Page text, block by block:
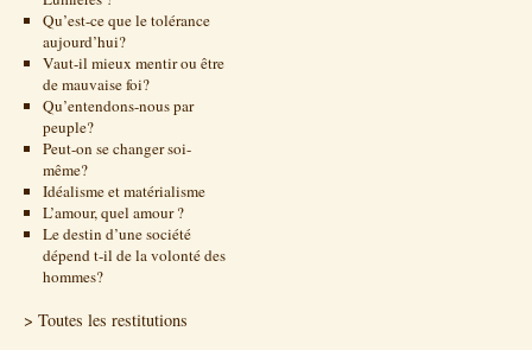
Qu’est-ce que le tolérance
aujourd’hui?
Vaut-il mieux mentir ou être
de mauvaise foi?
Qu’entendons-nous par
peuple?
Peut-on se changer soi-
même?
Idéalisme et matérialisme
L’amour, quel amour ?
Le destin d’une société
dépend t-il de la volonté des
hommes?
> Toutes les restitutions